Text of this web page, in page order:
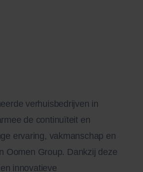
verhuisbedrijven in
de continuïteit en
ervaring, vakmanschap en
Oomen Group. Dankzij deze
innovatieve